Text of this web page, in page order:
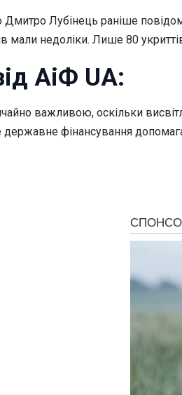
Дмитро Лубінець раніше
мали недоліки. Лише 80
АіФ UA:
важливою, оскільки
фінансування